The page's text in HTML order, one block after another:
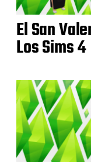
El San
Los Sims 4